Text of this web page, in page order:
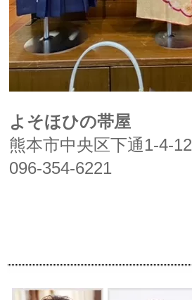
よそほひの帯屋
熊本市中央区下通1-4-12
096-354-6221